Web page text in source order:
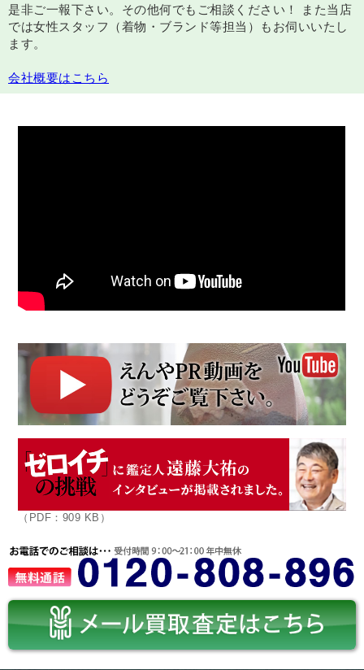
是非ご一報下さい。その他何でもご相談ください！ また当店
では女性スタッフ（着物・ブランド等担当）もお伺いいたし
ます。
会社概要はこちら
（PDF：909 KB）